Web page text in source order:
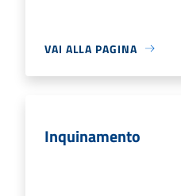
VAI ALLA PAGINA
Inquinamento